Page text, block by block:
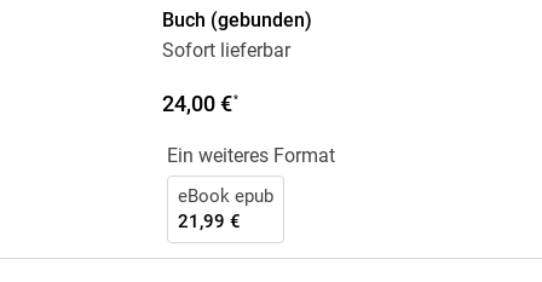
Buch (gebunden)
Sofort lieferbar
24,00 €*
Ein weiteres Format
eBook epub
21,99 €